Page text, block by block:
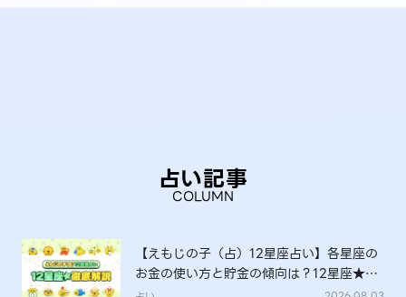
占い記事
COLUMN
【えもじの子（占）12星座占い】各星座の
お金の使い方と貯金の傾向は？12星座★徹